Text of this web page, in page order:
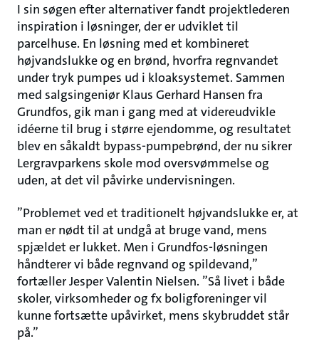
I sin søgen efter alternativer fandt projektlederen
inspiration i løsninger, der er udviklet til
parcelhuse. En løsning med et kombineret
højvandslukke og en brønd, hvorfra regnvandet
under tryk pumpes ud i kloaksystemet. Sammen
med salgsingeniør Klaus Gerhard Hansen fra
Grundfos, gik man i gang med at videreudvikle
idéerne til brug i større ejendomme, og resultatet
blev en såkaldt bypass-pumpebrønd, der nu sikrer
Lergravparkens skole mod oversvømmelse og
uden, at det vil påvirke undervisningen.
”Problemet ved et traditionelt højvandslukke er, at
man er nødt til at undgå at bruge vand, mens
spjældet er lukket. Men i Grundfos-løsningen
håndterer vi både regnvand og spildevand,”
fortæller Jesper Valentin Nielsen. ”Så livet i både
skoler, virksomheder og fx boligforeninger vil
kunne fortsætte upåvirket, mens skybruddet står
på.”